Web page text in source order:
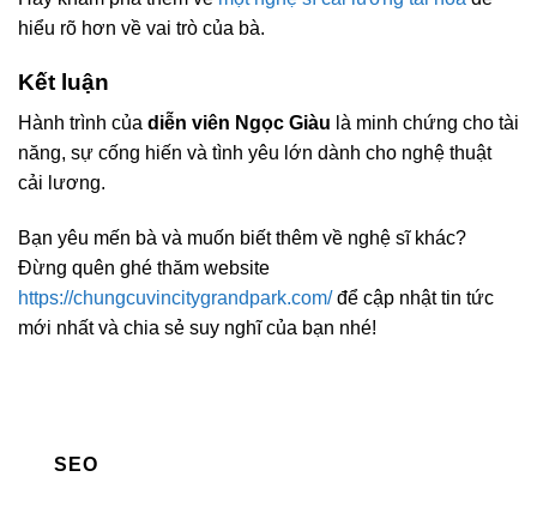
hiểu rõ hơn về vai trò của bà.
Kết luận
Hành trình của diễn viên Ngọc Giàu là minh chứng cho tài
năng, sự cống hiến và tình yêu lớn dành cho nghệ thuật
cải lương.
Bạn yêu mến bà và muốn biết thêm về nghệ sĩ khác?
Đừng quên ghé thăm website
https://chungcuvincitygrandpark.com/để cập nhật tin tức
mới nhất và chia sẻ suy nghĩ của bạn nhé!
SEO